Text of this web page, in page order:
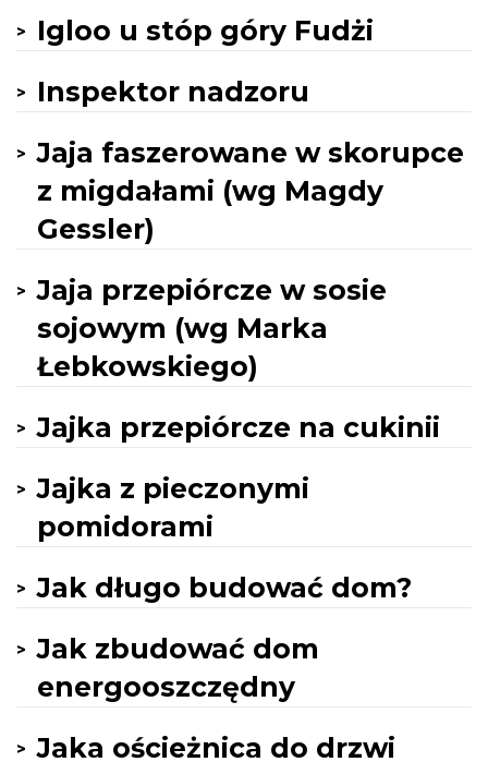
Igloo u stóp góry Fudżi
Inspektor nadzoru
Jaja faszerowane w skorupce
z migdałami (wg Magdy
Gessler)
Jaja przepiórcze w sosie
sojowym (wg Marka
Łebkowskiego)
Jajka przepiórcze na cukinii
Jajka z pieczonymi
pomidorami
Jak długo budować dom?
Jak zbudować dom
energooszczędny
Jaka ościeżnica do drzwi